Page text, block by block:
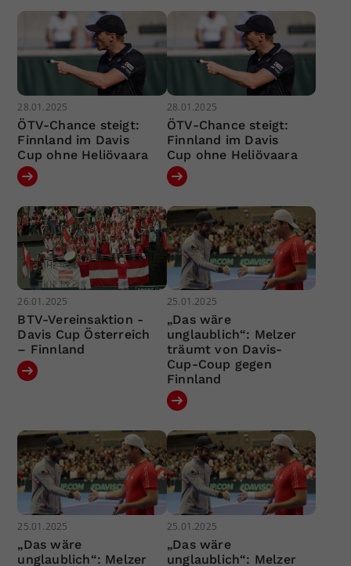
28.01.2025
ÖTV-Chance steigt:
Finnland im Davis
Cup ohne Heliövaara
28.01.2025
ÖTV-Chance steigt:
Finnland im Davis
Cup ohne Heliövaara
26.01.2025
BTV-Vereinsaktion -
Davis Cup Österreich
– Finnland
25.01.2025
„Das wäre
unglaublich“: Melzer
träumt von Davis-
Cup-Coup gegen
Finnland
25.01.2025
„Das wäre
unglaublich“: Melzer
25.01.2025
„Das wäre
unglaublich“: Melzer